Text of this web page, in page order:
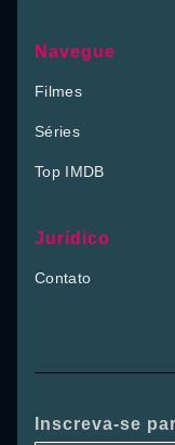
Navegue
Filmes
Séries
Top IMDB
Jurídico
Contato
Inscreva-se